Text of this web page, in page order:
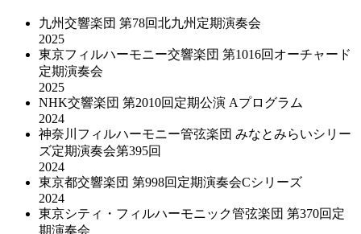
九州交響楽団 第78回北九州定期演奏会
2025
東京フィルハーモニー交響楽団 第1016回オーチャード
定期演奏会
2025
NHK交響楽団 第2010回定期公演 Aプログラム
2024
神奈川フィルハーモニー管弦楽団 みなとみらいシリー
ズ定期演奏会第395回
2024
東京都交響楽団 第998回定期演奏会Cシリーズ
2024
東京シティ・フィルハーモニック管弦楽団 第370回定
期演奏会